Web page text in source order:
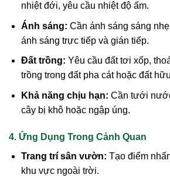
nhiệt đới, yêu cầu nhiệt độ ấm.
Ánh sáng: Cần ánh sáng sáng
ánh sáng trực tiếp và gián tiếp.
Đất trồng: Yêu cầu đất tơi xốp,
trồng trong đất pha cát hoặc đất
Khả năng chịu hạn: Cần tưới
cây bị khô hoặc ngập úng.
4. Ứng Dụng Trong Cảnh Quan
Trang trí sân vườn: Tạo điểm
khu vực ngoài trời.